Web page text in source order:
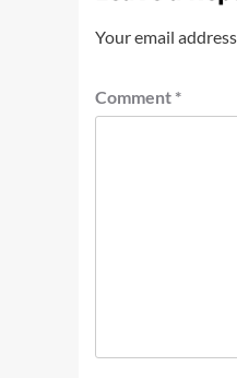
Your email
Comment *